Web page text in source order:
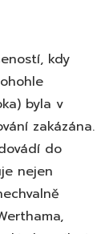
kdy
byla v
zakázána.
do
nejen